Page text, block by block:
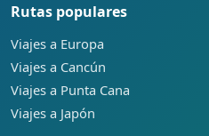
Rutas populares
Viajes a Europa
Viajes a Cancún
Viajes a Punta Cana
Viajes a Japón